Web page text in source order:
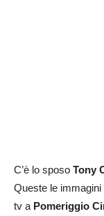
C’è lo sposo Tony
Queste le immagini
tv a Pomeriggio